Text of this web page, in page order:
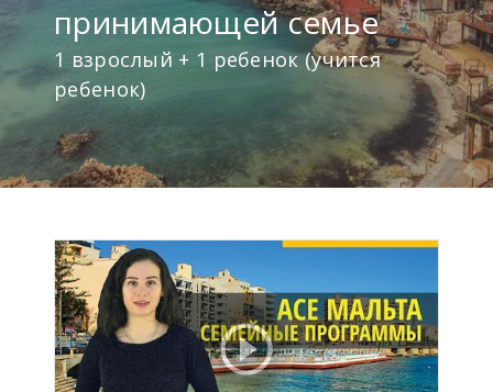
принимающей семье
1 взрослый + 1 ребенок (учится
ребенок)